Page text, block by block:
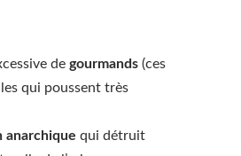
de gourmands (ces
qui poussent très
anarchique qui détruit